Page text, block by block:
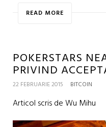
READ MORE
POKERSTARS
PRIVIND
22 FEBRUARIE 2015 BITCOIN
Articol scris de Wu Mihu